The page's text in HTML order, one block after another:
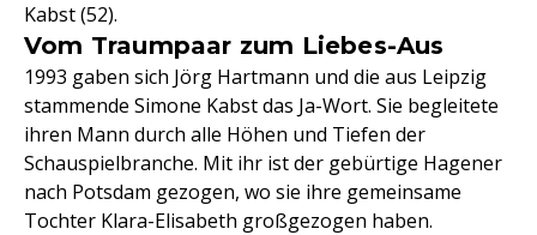
Kabst (52).
Vom Traumpaar zum Liebes-Aus
1993 gaben sich Jörg Hartmann und die aus Leipzig
stammende Simone Kabst das Ja-Wort. Sie begleitete
ihren Mann durch alle Höhen und Tiefen der
Schauspielbranche. Mit ihr ist der gebürtige Hagener
nach Potsdam gezogen, wo sie ihre gemeinsame
Tochter Klara-Elisabeth großgezogen haben.